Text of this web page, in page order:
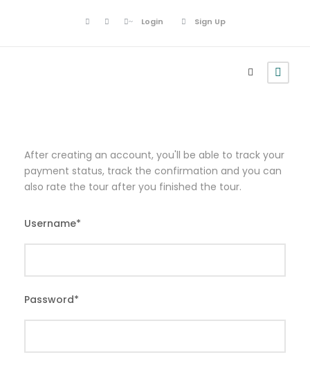
Login Sign Up
After creating an account, you'll be able to track your
payment status, track the confirmation and you can
also rate the tour after you finished the tour.
Username*
Password*